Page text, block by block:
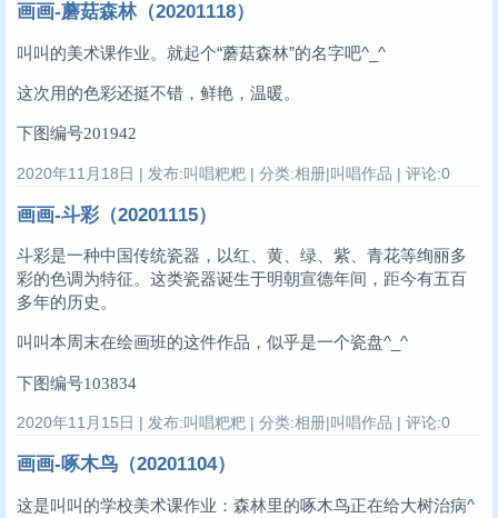
画画-蘑菇森林（20201118）
叫叫的美术课作业。就起个“蘑菇森林”的名字吧^_^
这次用的色彩还挺不错，鲜艳，温暖。
下图编号201942
2020年11月18日 | 发布:叫唱粑粑 | 分类:相册|叫唱作品 | 评论:0
画画-斗彩（20201115）
斗彩是一种中国传统瓷器，以红、黄、绿、紫、青花等绚丽多
彩的色调为特征。这类瓷器诞生于明朝宣德年间，距今有五百
多年的历史。
叫叫本周末在绘画班的这件作品，似乎是一个瓷盘^_^
下图编号103834
2020年11月15日 | 发布:叫唱粑粑 | 分类:相册|叫唱作品 | 评论:0
画画-啄木鸟（20201104）
这是叫叫的学校美术课作业：森林里的啄木鸟正在给大树治病^